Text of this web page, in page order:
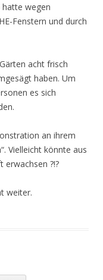
hatte wegen
Fenstern und durch
acht frisch
haben. Um
es sich
an ihrem
Vielleicht könnte aus
erwachsen ?!?
weiter.